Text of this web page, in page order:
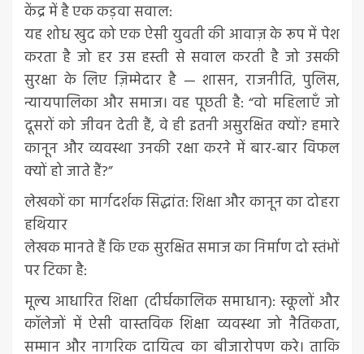
केंद्र में है एक कड़वा सवाल:
यह शोध खुद को एक ऐसी युवती की आवाज़ के रूप में पेश
करता है जो हर उस हस्ती से सवाल करती है जो उसकी
सुरक्षा के लिए ज़िम्मेदार है — शासन, राजनीति, पुलिस,
न्यायपालिका और समाज। वह पूछती है: “वो महिलाएँ जो
दूसरों को जीवन देती हैं, वे ही इतनी असुरक्षित क्यों? हमारे
कानून और व्यवस्था उनकी रक्षा करने में बार-बार विफल
क्यों हो जाते हैं?”
लेखकों का मार्गदर्शक सिद्धांत: शिक्षा और कानून का दोहरा
हथियार
लेखक मानते हैं कि एक सुरक्षित समाज का निर्माण दो स्तंभों
पर टिका है:
मूल्य आधारित शिक्षा (दीर्घकालिक समाधान): स्कूलों और
कॉलेजों में ऐसी वास्तविक शिक्षा व्यवस्था जो नैतिकता,
सम्मान और नागरिक दायित्व का बीजारोपण करे। ताकि